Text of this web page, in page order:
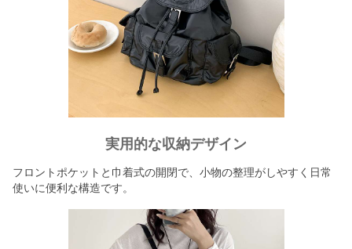
実用的な収納デザイン
フロントポケットと巾着式の開閉で、小物の整理がしやすく日常
使いに便利な構造です。